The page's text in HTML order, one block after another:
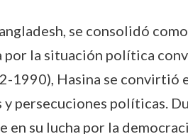
se consolidó
la situación política
1990), Hasina se convirtió
persecuciones políticas.
su lucha por la